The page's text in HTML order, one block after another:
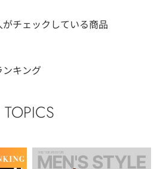
チェックしている商品
ンキング
TOPICS